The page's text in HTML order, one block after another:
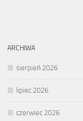
ARCHIWA
sierpień 2026
lipiec 2026
czerwiec 2026